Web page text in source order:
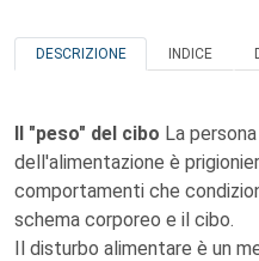
DESCRIZIONE INDICE
Il "peso" del cibo La
dell'alimentazione è
comportamenti che
schema corporeo e il cibo.
Il disturbo alimentare è un